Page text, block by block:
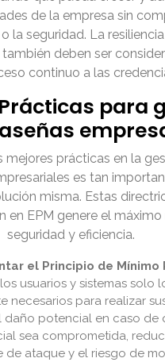
de la empresa sin
la seguridad. La
deben ser
continuo a las
para
mejores prácticas en la
es tan
misma. Estas
en EPM genere el
seguridad y eficiencia.
el Principio de Mínimo
usuarios y sistemas solo
necesarios para realizar
daño potencial en caso de
sea comprometida,
de ataque y el riesgo de